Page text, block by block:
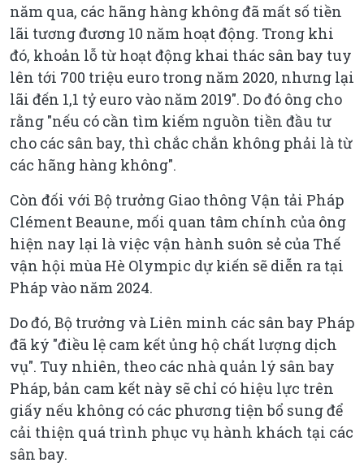
năm qua, các hãng hàng không đã mất số tiền
lãi tương đương 10 năm hoạt động. Trong khi
đó, khoản lỗ từ hoạt động khai thác sân bay tuy
lên tới 700 triệu euro trong năm 2020, nhưng lại
lãi đến 1,1 tỷ euro vào năm 2019". Do đó ông cho
rằng "nếu có cần tìm kiếm nguồn tiền đầu tư
cho các sân bay, thì chắc chắn không phải là từ
các hãng hàng không".
Còn đối với Bộ trưởng Giao thông Vận tải Pháp
Clément Beaune, mối quan tâm chính của ông
hiện nay lại là việc vận hành suôn sẻ của Thế
vận hội mùa Hè Olympic dự kiến sẽ diễn ra tại
Pháp vào năm 2024.
Do đó, Bộ trưởng và Liên minh các sân bay Pháp
đã ký "điều lệ cam kết ủng hộ chất lượng dịch
vụ". Tuy nhiên, theo các nhà quản lý sân bay
Pháp, bản cam kết này sẽ chỉ có hiệu lực trên
giấy nếu không có các phương tiện bổ sung để
cải thiện quá trình phục vụ hành khách tại các
sân bay.